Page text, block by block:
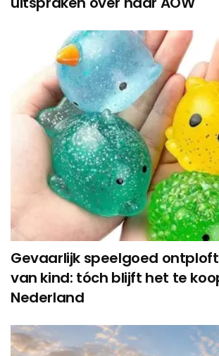
Gevaarlijk speelgoed
van kind: tóch blijft het te
Nederland